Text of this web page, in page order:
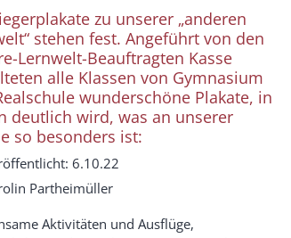
zu unserer „anderen
stehen fest. Angeführt von den
Lernwelt-Beauftragten Kasse
alle Klassen von Gymnasium
wunderschöne Plakate, in
deutlich wird, was an unserer
so besonders ist:
6.10.22
Partheimüller
Aktivitäten und Ausflüge,